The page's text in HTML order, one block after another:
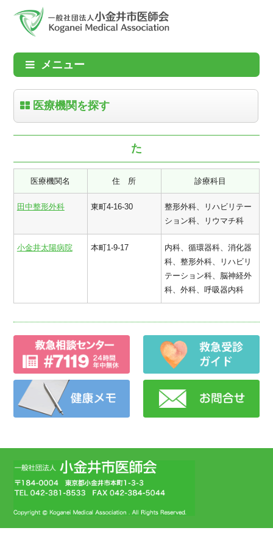
メニュー
医療機関を探す
た
医療機関名 住 所 診療科目
田中整形外科 東町4-16-30
整形外科、リハビリテー
ション科、リウマチ科
小金井太陽病院 本町1-9-17
内科、循環器科、消化器
科、整形外科、リハビリ
テーション科、脳神経外
科、外科、呼吸器内科